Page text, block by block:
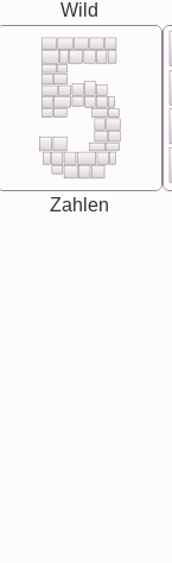
Wild
Zahlen